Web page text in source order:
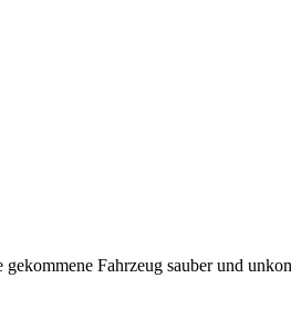
Fahrzeug sauber und